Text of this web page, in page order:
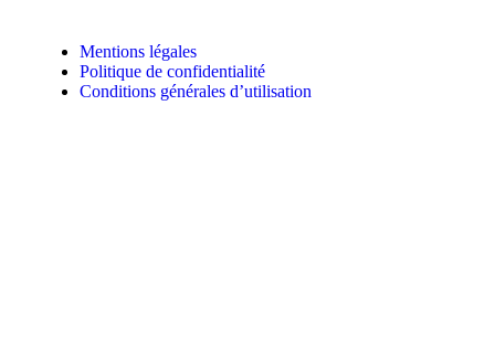
Mentions légales
Politique de confidentialité
Conditions générales d’utilisation